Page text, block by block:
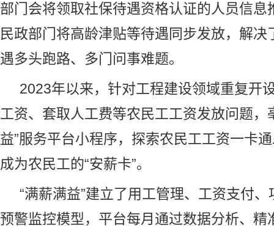
部门会将领取社保待遇资格认证的人员信息
民政部门将高龄津贴等待遇同步发放，解决
遇多头跑路、多门问事难题。
2023年以来，针对工程建设领域重复开
工资、套取人工费等农民工工资发放问题，
益”服务平台小程序，探索农民工工资一卡
成为农民工的“安薪卡”。
“满薪满益”建立了用工管理、工资支付
预警监控模型，平台每月通过数据分析、精